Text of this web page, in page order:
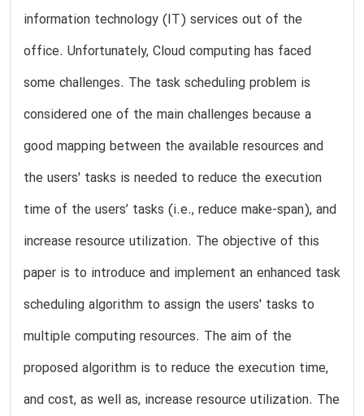
information technology (IT) services out of the
office. Unfortunately, Cloud computing has faced
some challenges. The task scheduling problem is
considered one of the main challenges because a
good mapping between the available resources and
the users' tasks is needed to reduce the execution
time of the users’ tasks (i.e., reduce make-span), and
increase resource utilization. The objective of this
paper is to introduce and implement an enhanced task
scheduling algorithm to assign the users' tasks to
multiple computing resources. The aim of the
proposed algorithm is to reduce the execution time,
and cost, as well as, increase resource utilization. The